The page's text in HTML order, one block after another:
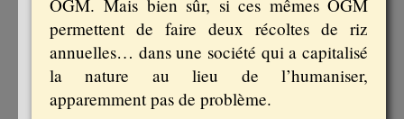
OGM. Mais bien sûr, si ces mêmes OGM
permettent de faire deux récoltes de riz
annuelles… dans une société qui a capitalisé
la nature au lieu de l’humaniser,
apparemment pas de problème.